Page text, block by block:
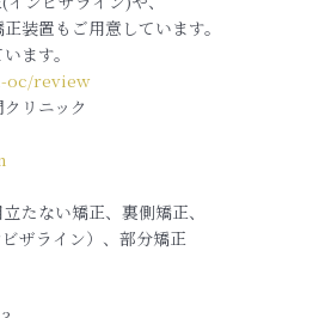
装置もご用意しています。
ます。
oc/review
リニック
たない矯正、裏側矯正、
ザライン）、部分矯正